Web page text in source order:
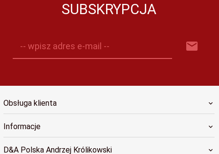
SUBSKRYPCJA
-- wpisz adres e-mail --
Obsługa klienta
Informacje
D&A Polska Andrzej Królikowski